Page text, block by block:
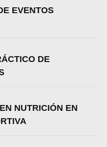
EVENTOS
DE
NUTRICIÓN EN